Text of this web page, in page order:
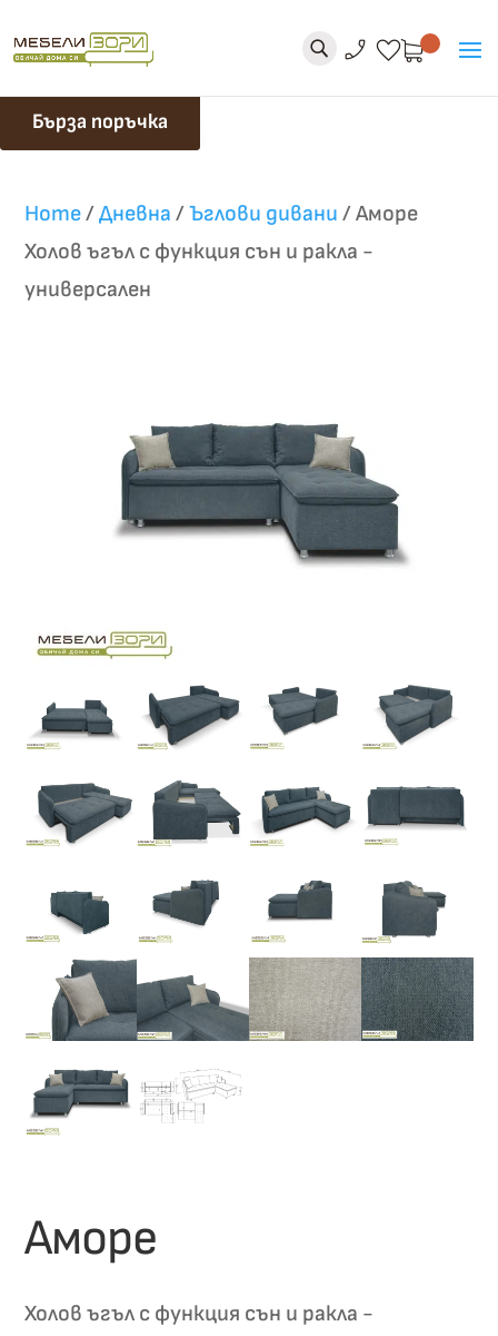
phone_enabled favorite
U
Бърза поръчка
Home/Дневна /Ъглови дивани /Аморе
Холов ъгъл с функция сън и ракла -
универсален
Аморе
Холов ъгъл с функция сън и ракла -